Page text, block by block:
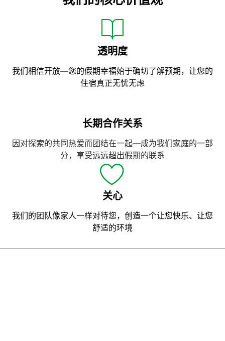
透明度
我们相信开放—您的假期幸福始于确切了解预期，让您的
住宿真正无忧无虑
长期合作关系
因对探索的共同热爱而团结在一起—成为我们家庭的一部
分，享受远远超出假期的联系
关心
我们的团队像家人一样对待您，创造一个让您快乐、让您
舒适的环境